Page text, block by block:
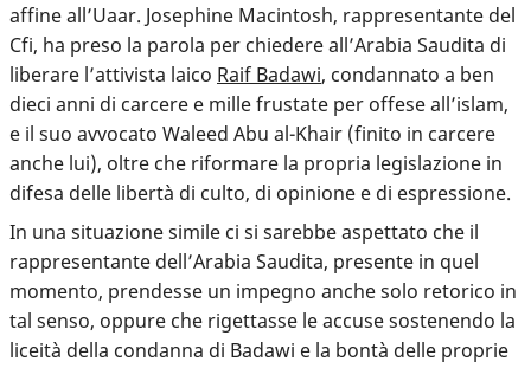
affine all’Uaar. Josephine Macintosh, rappresentante del
Cfi, ha preso la parola per chiedere all’Arabia Saudita di
liberare l’attivista laico Raif Badawi, condannato a ben
dieci anni di carcere e mille frustate per offese all’islam,
e il suo avvocato Waleed Abu al-Khair (finito in carcere
anche lui), oltre che riformare la propria legislazione in
difesa delle libertà di culto, di opinione e di espressione.
In una situazione simile ci si sarebbe aspettato che il
rappresentante dell’Arabia Saudita, presente in quel
momento, prendesse un impegno anche solo retorico in
tal senso, oppure che rigettasse le accuse sostenendo la
liceità della condanna di Badawi e la bontà delle proprie